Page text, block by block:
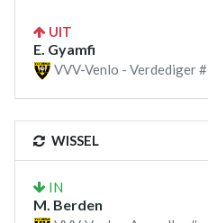
UIT
E. Gyamfi
VVV-Venlo - Verdediger #
WISSEL
IN
M. Berden